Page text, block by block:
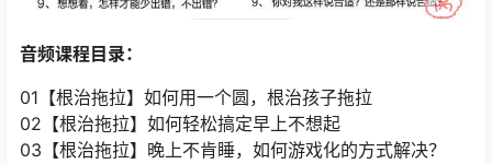
音频课程目录：
01【根治拖拉】如何用一个圆，根治孩子拖拉
02【根治拖拉】如何轻松搞定早上不想起
03【根治拖拉】晚上不肯睡，如何游戏化的方式解决？